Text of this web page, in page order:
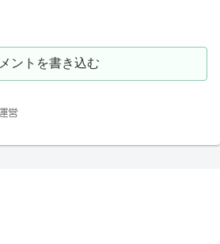
ントを書き込む
営